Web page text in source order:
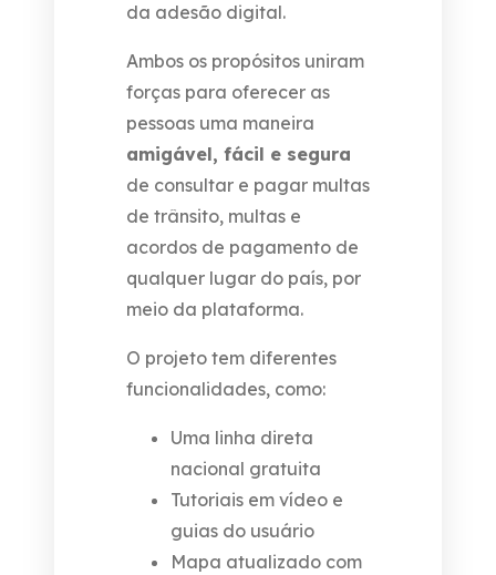
da adesão digital.
Ambos os propósitos uniram
forças para oferecer as
pessoas uma maneira
amigável, fácil e segura
de consultar e pagar multas
de trânsito, multas e
acordos de pagamento de
qualquer lugar do país, por
meio da plataforma.
O projeto tem diferentes
funcionalidades, como:
Uma linha direta
nacional gratuita
Tutoriais em vídeo e
guias do usuário
Mapa atualizado com